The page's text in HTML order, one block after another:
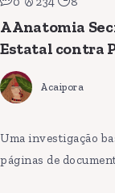
A Anatomia
Estatal contra
Acaipora
Uma investigação
páginas de